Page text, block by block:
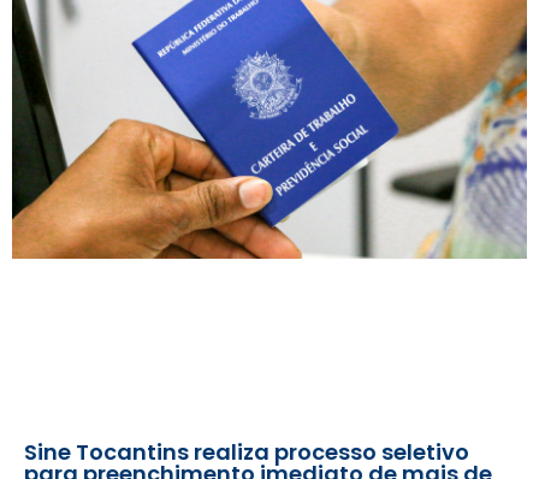
Sine Tocantins realiza processo seletivo
para preenchimento imediato de mais de